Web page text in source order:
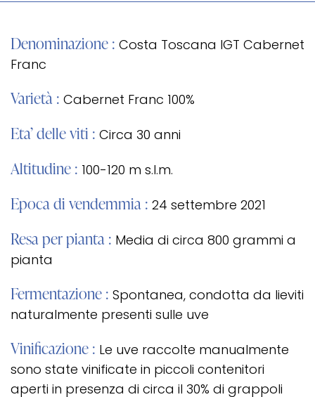
Denominazione : Costa Toscana IGT Cabernet
Franc
Varietà : Cabernet Franc 100%
Eta’ delle viti : Circa 30 anni
Altitudine : 100-120 m s.l.m.
Epoca di vendemmia : 24 settembre 2021
Resa per pianta : Media di circa 800 grammi a
pianta
Fermentazione : Spontanea, condotta da lieviti
naturalmente presenti sulle uve
Vinificazione : Le uve raccolte manualmente
sono state vinificate in piccoli contenitori
aperti in presenza di circa il 30% di grappoli